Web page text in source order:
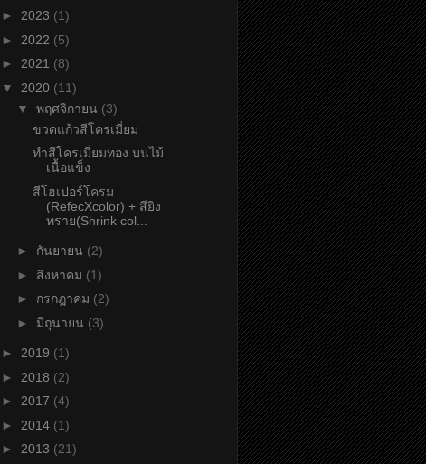
► 2023 (1)
► 2022 (5)
► 2021 (8)
▼ 2020 (11)
▼ พฤศจิกายน (3)
ขวดแก้วสีโครเมี่ยม
ทำสีโครเมี่ยมทอง บนไม้
เนื้อแข็ง
สีโฮเปอร์โครม
(RefecXcolor) + สียิง
ทราย(Shrink col...
► กันยายน (2)
► สิงหาคม (1)
► กรกฎาคม (2)
► มิถุนายน (3)
► 2019 (1)
► 2018 (2)
► 2017 (4)
► 2014 (1)
► 2013 (21)